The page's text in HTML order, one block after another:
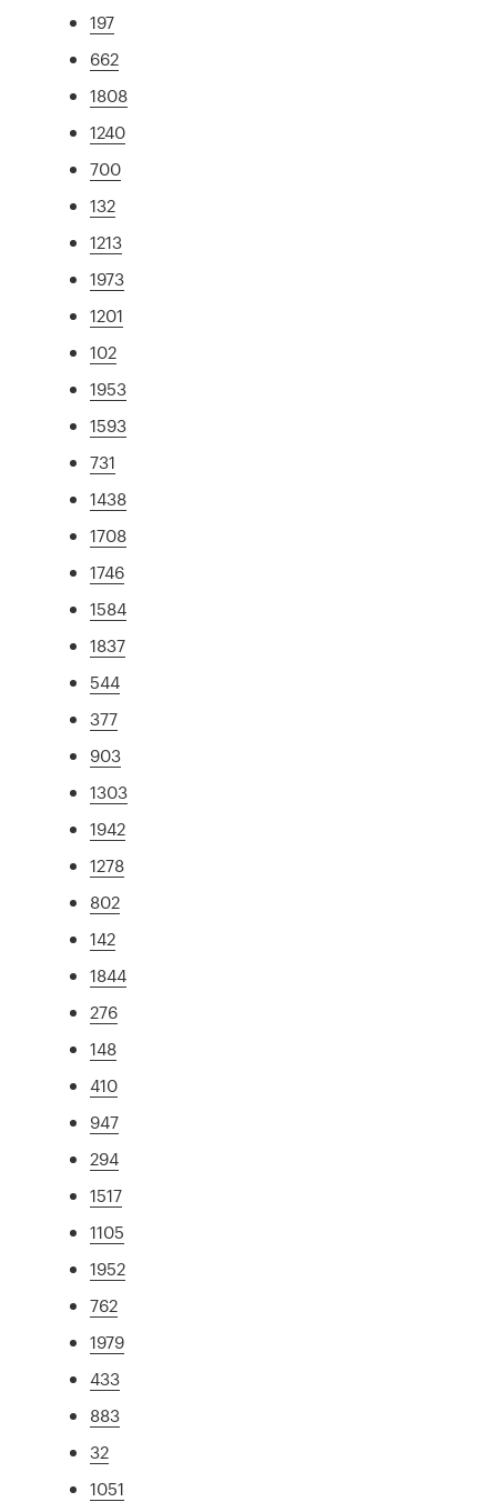
197
662
1808
1240
700
132
1213
1973
1201
102
1953
1593
731
1438
1708
1746
1584
1837
544
377
903
1303
1942
1278
802
142
1844
276
148
410
947
294
1517
1105
1952
762
1979
433
883
32
1051